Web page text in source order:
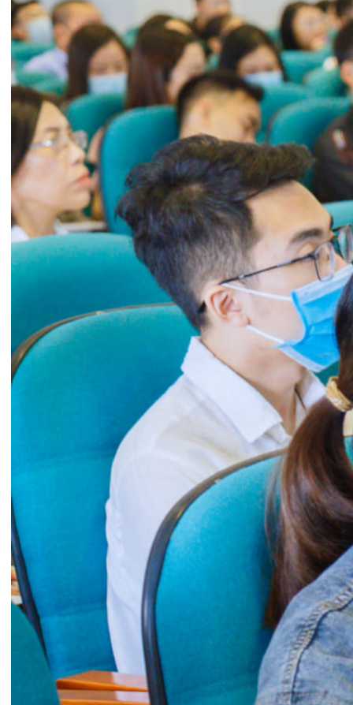
Tại hội nghị, các báo cáo viên là các chuyên gia
đầu ngành trong lĩnh vực hô hấp của Việt Nam
đến từ: Hội Phổi Việt Nam; Hội Hô hấp Việt Nam;
Bệnh viện Phổi Trung ương; Bệnh viện Bạch Mai;
Bệnh viện Chợ Rẫy; Bệnh viện Đại học Y Dược
TP.Hồ Chí Minh; Bệnh viện 74 Trung ương; Bệnh
viện Phạm Ngọc Thạch; Bệnh viện Nguyễn Tri
Phương – TP HCM và Bệnh viện đa khoa Quốc tế
Hải Phòng… đã trình bày và thảo luận nhiều kiến
thức và cập nhật mới trong thực hành bệnh phổi
như: xơ hoá phổi tự phát ; Đợt cấp COPD:
Từ bản chất bệnh học tới thực hành Chỉ định
thuốc giãn phế quản trong đợt cấp COPD Nội soi
màng phổi nội khoa
Tiếp cận điều trị dự phòng đợt
cấp COPD
theo khuyến cáo mới GOLD 2020; Nhiễm
vi rút hô hấp chẩn đoán vi sinh ý nghĩa lâm sàng;…
Đặc biệt hội nghị năm nay ghi nhận nhiều báo
cáo có giá trị thực tiễn cao, phần thảo luận ấn
tượng đến từ các chủ tọa, báo cáo viên cũng như